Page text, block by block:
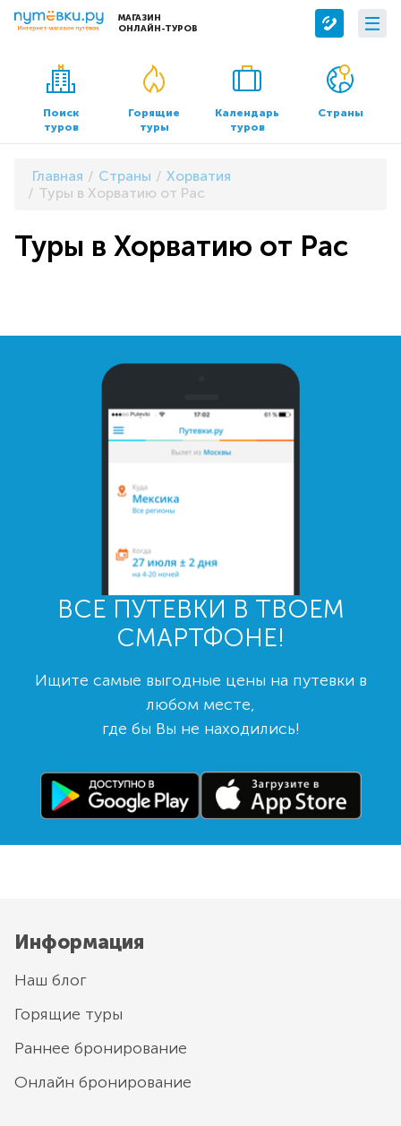
МАГАЗИН
ОНЛАЙН-ТУРОВ
Сервисы
Бронирование отелей
Трансфер
О компании
О нас
Контакты
Документы и реквизиты
Поиск
туров
Горящие
туры
Календарь
туров
Страны
Главная Страны
Хорватия
Туры в Хорватию от Pac
Туры в Хорватию от Pac
ВСЕ ПУТЕВКИ В ТВОЕМ
СМАРТФОНЕ!
Ищите самые выгодные цены на путевки в
любом месте,
где бы Вы не находились!
Информация
Наш блог
Горящие туры
Раннее бронирование
Онлайн бронирование